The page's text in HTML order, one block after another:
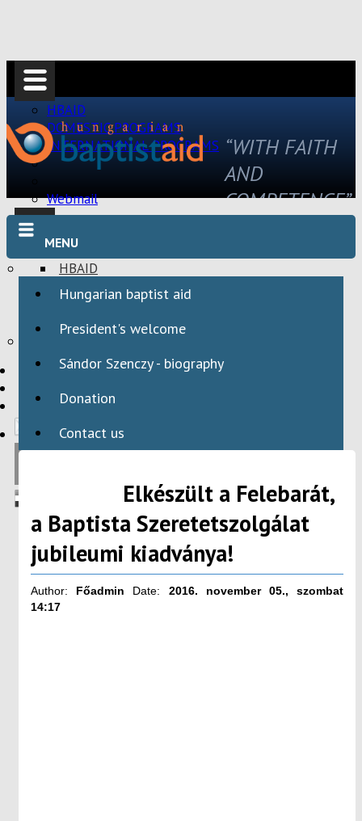
HBAID
DOMESTIC PROGRAMS
INTERNATIONAL PROGRAMS
Webmail
HBAID
DOMESTIC PROGRAMS
HBAID
INTERNATIONAL PROGRAMS
“WITH FAITH
AND
COMPETENCE”
MENU
Hungarian baptist aid
President's welcome
Sándor Szenczy - biography
Donation
Contact us
Elkészült a Felebarát,
a Baptista Szeretetszolgálat
jubileumi kiadványa!
Author: Főadmin Date: 2016. november 05., szombat
14:17